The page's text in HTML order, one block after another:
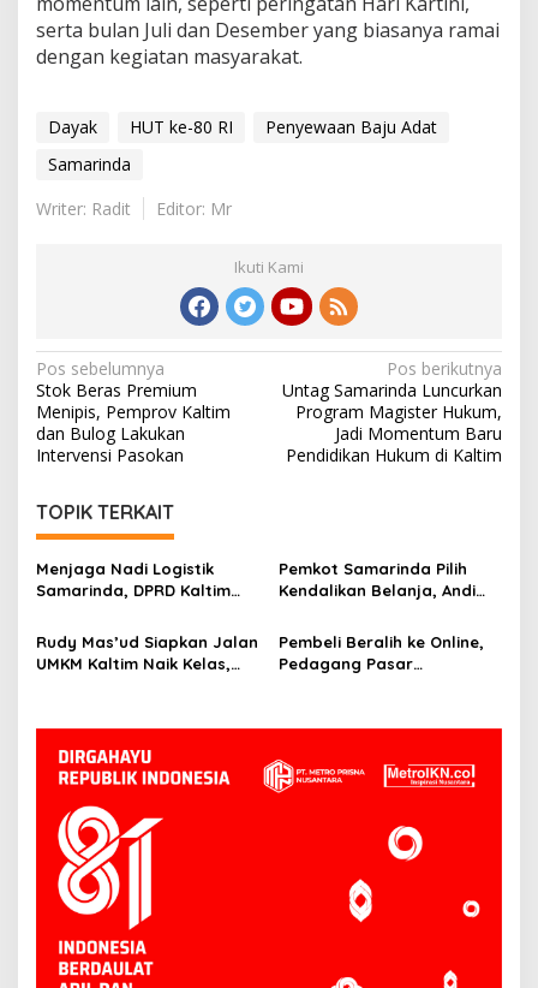
serta bulan Juli dan Desember yang biasanya ramai
dengan kegiatan masyarakat.
Dayak HUT ke-80 RI
Penyewaan Baju Adat
Samarinda
Writer: Radit
Editor: Mr
Ikuti Kami
Navigasi
pos
Pos sebelumnya
Stok Beras Premium
Menipis, Pemprov Kaltim
dan Bulog Lakukan
Intervensi Pasokan
Pos berikutnya
Untag Samarinda Luncurkan
Program Magister Hukum,
Jadi Momentum Baru
Pendidikan Hukum di Kaltim
TOPIK TERKAIT
Menjaga Nadi Logistik
Samarinda, DPRD Kaltim
Mahulu
Pemkot Samarinda Pilih
Kendalikan Belanja, Andi
Penting daripada Berutang
Rudy Mas’ud Siapkan Jalan
UMKM Kaltim Naik Kelas,
Pembeli Beralih ke Online,
Pedagang Pasar